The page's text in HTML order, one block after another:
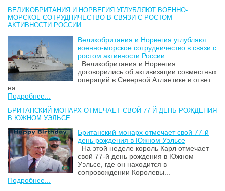
ВЕЛИКОБРИТАНИЯ И НОРВЕГИЯ УГЛУБЛЯЮТ ВОЕННО-
МОРСКОЕ СОТРУДНИЧЕСТВО В СВЯЗИ С РОСТОМ
АКТИВНОСТИ РОССИИ
Великобритания и Норвегия углубляют
военно-морское сотрудничество в связи с
ростом активности России
Великобритания и Норвегия
договорились об активизации совместных
операций в Северной Атлантике в ответ
на...
Подробнее...
БРИТАНСКИЙ МОНАРХ ОТМЕЧАЕТ СВОЙ 77-Й ДЕНЬ РОЖДЕНИЯ
В ЮЖНОМ УЭЛЬСЕ
Британский монарх отмечает свой 77-й
день рождения в Южном Уэльсе
На этой неделе король Карл отмечает
свой 77-й день рождения в Южном
Уэльсе, где он находится в
сопровождении Королевы...
Подробнее...